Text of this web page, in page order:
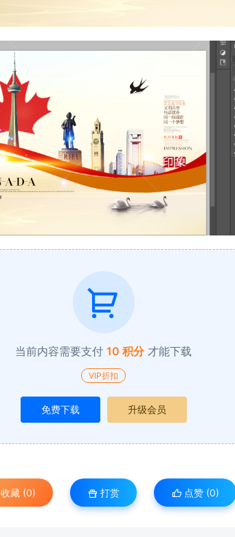
当前内容需要支付 10 积分 才能下载
VIP折扣
免费下载 升级会员
收藏 (0) 打赏 点赞 (0)